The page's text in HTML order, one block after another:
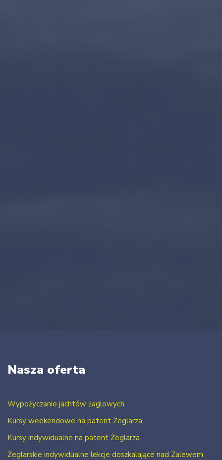
Nasza oferta
Wypożyczanie jachtów żaglowych
Kursy weekendowe na patent Żeglarza
Kursy indywidualne na patent Żeglarza
Żeglarskie indywidualne lekcje doszkalające nad Zalewem